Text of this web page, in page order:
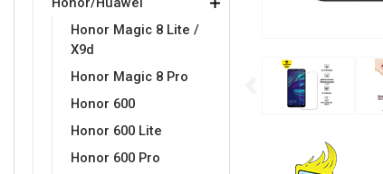
Honor Magic 8 Lite /
X9d
Honor Magic 8 Pro
Honor 600
Honor 600 Lite
Honor 600 Pro
Previous
Najprodavanije - TOP 100
Spigen maskice
LCD Tablet
Adapteri za mobitel